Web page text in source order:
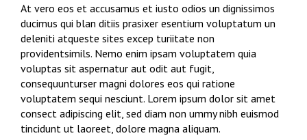
At vero eos et accusamus et iusto odios un dignissimos
ducimus qui blan ditiis prasixer esentium voluptatum un
deleniti atqueste sites excep turiitate non
providentsimils. Nemo enim ipsam voluptatem quia
voluptas sit aspernatur aut odit aut fugit,
consequunturser magni dolores eos qui ratione
voluptatem sequi nesciunt. Lorem ipsum dolor sit amet
consect adipiscing elit, sed diam non ummy nibh euismod
tincidunt ut laoreet, dolore magna aliquam.